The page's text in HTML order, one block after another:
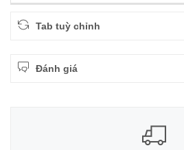
Tab tuỳ chỉnh
Đánh giá